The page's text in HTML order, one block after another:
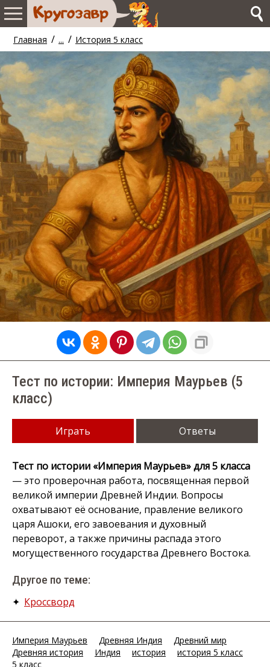
Главная / ... / История 5 класс
Тест по истории: Империя Маурьев (5
класс)
Играть Ответы
Тест по истории «Империя Маурьев» для 5 класса
— это проверочная работа, посвященная первой
великой империи Древней Индии. Вопросы
охватывают её основание, правление великого
царя Ашоки, его завоевания и духовный
переворот, а также причины распада этого
могущественного государства Древнего Востока.
Другое по теме:
✦ Кроссворд
Империя Маурьев Древняя Индия
Древний мир
Древняя история
Индия история
история 5 класс
5 класс